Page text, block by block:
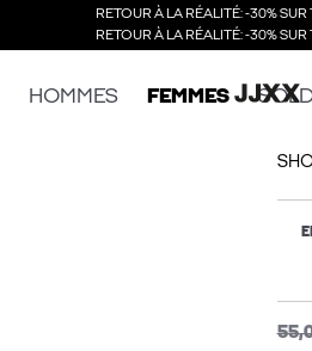
RETOUR À LA RÉALITÉ: -30%
RETOUR À LA RÉALITÉ: -30%
HOMMES FEMMES